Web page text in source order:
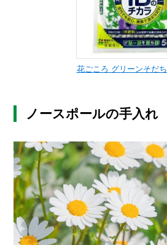
花ごころ グリーンそだ
ノースポールの手入れ